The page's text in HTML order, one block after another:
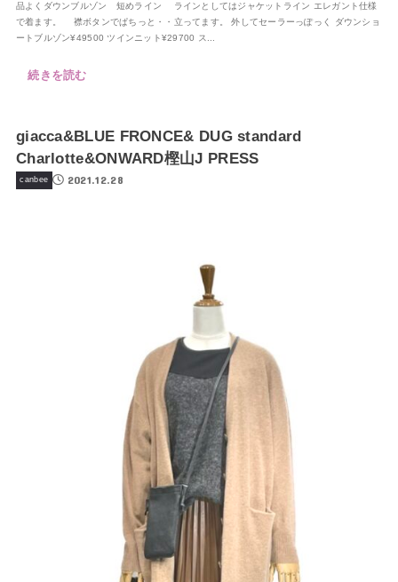
品よくダウンブルゾン 短めライン ラインとしてはジャケットライン エレガント仕様
で着ます。 襟ボタンでぱちっと・・立ってます。 外してセーラーっぽっく ダウンショ
ートブルゾン¥49500 ツインニット¥29700 ス...
続きを読む
giacca&BLUE FRONCE& DUG standard
Charlotte&ONWARD樫山J PRESS
canbee 2021.12.28